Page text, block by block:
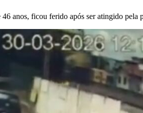
anos, ficou ferido após ser atingido pela